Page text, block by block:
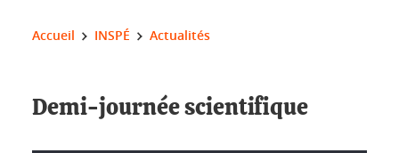
Vous êtes ici :
Accueil INSPÉ Actualités
Demi-journée scientifique